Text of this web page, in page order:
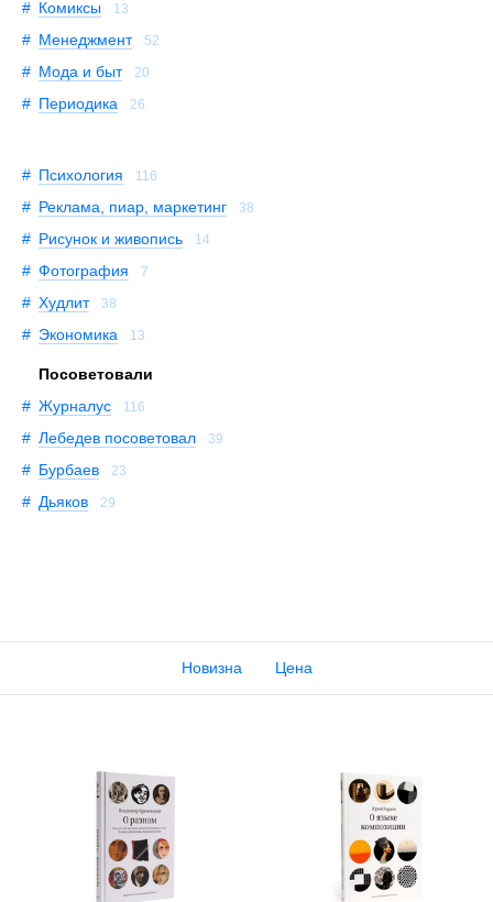
Комиксы 13
Менеджмент 52
Мода и быт 20
Периодика 26
Психология 116
Реклама, пиар, маркетинг 38
Рисунок и живопись 14
Фотография 7
Худлит 38
Экономика 13
Посоветовали
Журналус
116
Лебедев посоветовал 39
Бурбаев 23
Дьяков 29
Новизна Цена